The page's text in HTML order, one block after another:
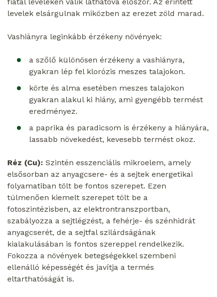
levelek elsárgulnak miközben az erezet zöld marad.
Vashiányra leginkább érzékeny növények:
a szőlő különösen érzékeny a vashiányra,
gyakran lép fel klorózis meszes talajokon.
körte és alma esetében meszes talajokon
gyakran alakul ki hiány, ami gyengébb termést
eredményez.
a paprika és paradicsom is érzékeny a hiányára,
lassabb növekedést, kevesebb termést okoz.
Réz (Cu): Szintén esszenciális mikroelem, amely
elsősorban az anyagcsere- és a sejtek energetikai
folyamatiban tölt be fontos szerepet. Ezen
túlmenően kiemelt szerepet tölt be a
fotoszintézisben, az elektrontranszportban,
szabályozza a sejtlégzést, a fehérje- és szénhidrát
anyagcserét, de a sejtfal szilárdságának
kialakulásában is fontos szereppel rendelkezik.
Fokozza a növények betegségekkel szembeni
ellenálló képességét és javítja a termés
eltarthatóságát is.